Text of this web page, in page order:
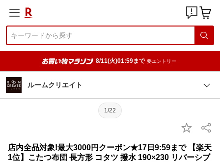
8/11(火)01:59まで 要エントリー
ルームクリエイト
1/22
店内全品対象!最大3000円クーポン★17日9:59まで 【楽天
1位】こたつ布団 長方形 コタツ 撥水 190×230 リバーシブ